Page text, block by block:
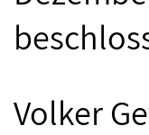
Volker